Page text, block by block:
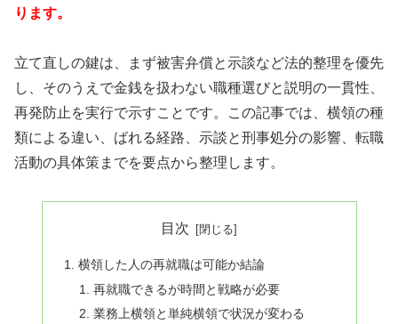
ります。
立て直しの鍵は、まず被害弁償と示談など法的整理を優先
し、そのうえで金銭を扱わない職種選びと説明の一貫性、
再発防止を実行で示すことです。この記事では、横領の種
類による違い、ばれる経路、示談と刑事処分の影響、転職
活動の具体策までを要点から整理します。
目次
横領した人の再就職は可能か結論
再就職できるが時間と戦略が必要
業務上横領と単純横領で状況が変わる